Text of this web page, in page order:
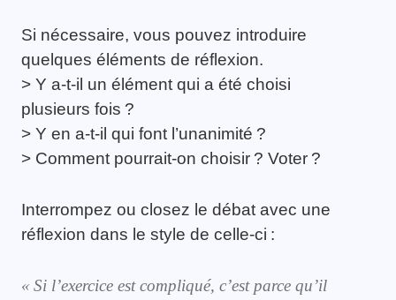
Si nécessaire, vous pouvez introduire
quelques éléments de réflexion.
> Y a-t-il un élément qui a été choisi
plusieurs fois ?
> Y en a-t-il qui font l’unanimité ?
> Comment pourrait-on choisir ? Voter ?
Interrompez ou closez le débat avec une
réflexion dans le style de celle-ci :
« Si l’exercice est compliqué, c’est parce qu’il